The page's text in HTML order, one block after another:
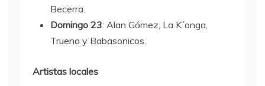
Becerra.
Domingo 23: Alan Gómez, La K´onga,
Trueno y Babasonicos.
Artistas locales